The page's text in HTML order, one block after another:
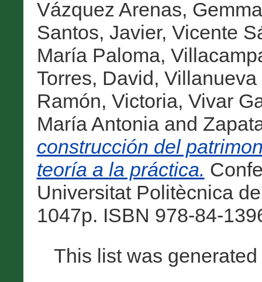
Vázquez Arenas, Gemma
Santos, Javier, Vicente
María Paloma,
Torres, David,
Ramón, Victoria, Vivar
María Antoniaand
construcción del
teoría a la práctica.
Universitat Politècnica
1047p. ISBN 978-84-
This list was